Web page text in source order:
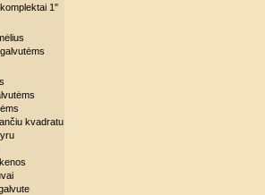
1"
kvadratu